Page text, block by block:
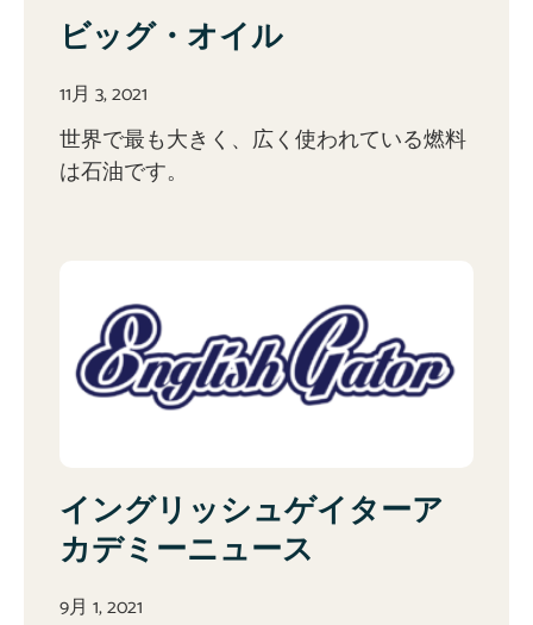
ビッグ・オイル
11月 3, 2021
世界で最も大きく、広く使われている燃料
は石油です。
イングリッシュゲイターア
カデミーニュース
9月 1, 2021